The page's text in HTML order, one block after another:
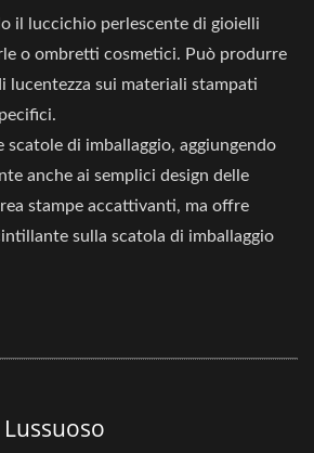
il luccichio perlescente di gioielli
o ombretti cosmetici. Può produrre
lucentezza sui materiali stampati
scatole di imballaggio, aggiungendo
anche ai semplici design delle
stampe accattivanti, ma offre
sulla scatola di imballaggio